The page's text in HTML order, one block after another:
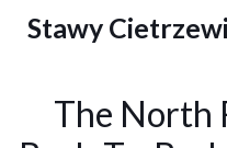
Stawy
The North